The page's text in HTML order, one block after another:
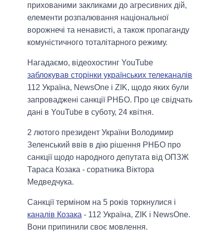
прихованими закликами до агресивних дій,
елементи розпалювання національної
ворожнечі та ненависті, а також пропаганду
комуністичного тоталітарного режиму.
Нагадаємо, відеохостинг YouTube
заблокував сторінки українських телеканалів
112 Україна, NewsOne і ZIK, щодо яких були
запроваджені санкції РНБО. Про це свідчать
дані в YouTube в суботу, 24 квітня.
2 лютого президент України Володимир
Зеленський ввів в дію рішення РНБО про
санкції щодо народного депутата від ОПЗЖ
Тараса Козака - соратника Віктора
Медведчука.
Санкції терміном на 5 років торкнулися і
каналів Козака - 112 Україна, ZIK і NewsOne.
Вони припинили своє мовлення.